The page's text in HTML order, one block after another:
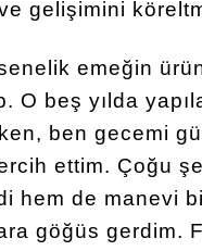
gelişimini
emeğin
O beş yılda
ben gecemi
ettim. Çoğu
hem de manevi
göğüs gerdim.